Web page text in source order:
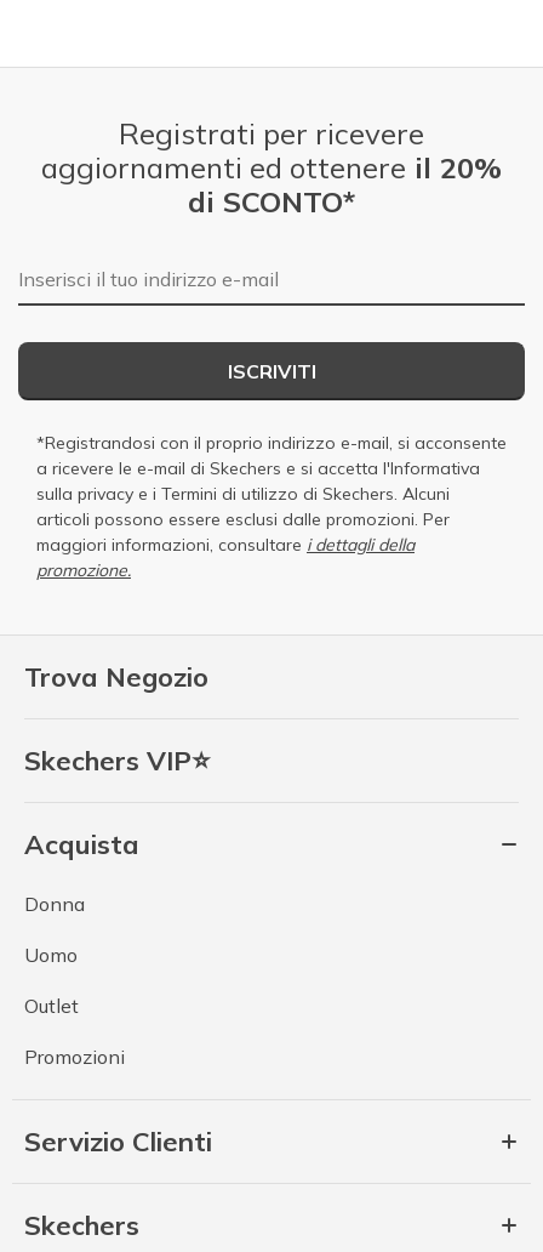
Trova Negozio
Skechers VIP⭐
Acquista
Donna
Uomo
Outlet
Promozioni
Servizio Clienti
Skechers
Registrati per ricevere
aggiornamenti ed ottenere il 20%
di SCONTO*
E-mail
ISCRIVITI
*Registrandosi con il proprio indirizzo e-mail, si acconsente
a ricevere le e-mail di Skechers e si accetta l'Informativa
sulla privacy e i Termini di utilizzo di Skechers. Alcuni
articoli possono essere esclusi dalle promozioni. Per
maggiori informazioni, consultare i dettagli della
promozione.